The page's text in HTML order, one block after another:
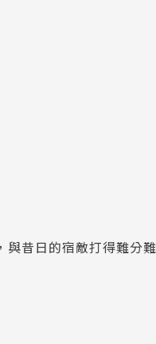
昔日的宿敵打得難分